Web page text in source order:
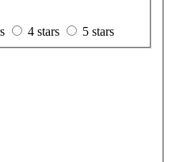
4 stars
5 stars